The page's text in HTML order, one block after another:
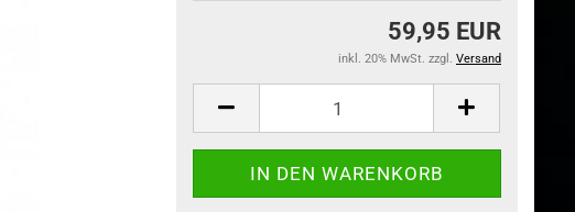
59,95 EUR
inkl. 20% MwSt. zzgl. Versand